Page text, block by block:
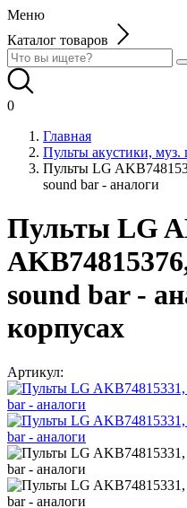
Меню
Каталог товаров
0
Главная
Пульты акустики, муз.
Пульты LG
sound bar - аналоги
Пульты LG
sound bar -
корпусах
Артикул: